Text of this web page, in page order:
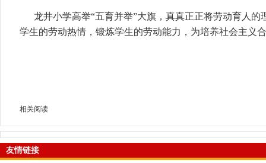
龙井小学高举“五育并举”大旗，真真正正将劳动育人
学生的劳动热情，锻炼学生的劳动能力，为培养社会主义
相关阅读
友情链接